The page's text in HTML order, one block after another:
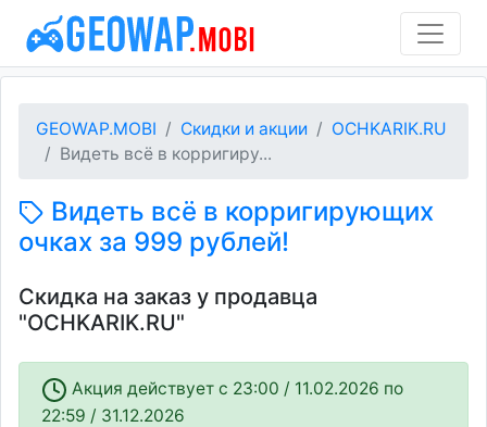
GEOWAP.MOBI Скидки и акции
OCHKARIK.RU
Видеть всё в корригиру...
Видеть всё в корригирующих
очках за 999 рублей!
Скидка на заказ у продавца
"OCHKARIK.RU"
Акция действует c 23:00 / 11.02.2026 по
22:59 / 31.12.2026